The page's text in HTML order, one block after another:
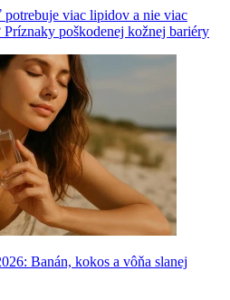
viac lipidov a nie viac
poškodenej kožnej bariéry
Banán, kokos a vôňa slanej